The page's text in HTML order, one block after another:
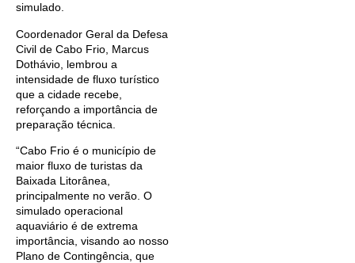
simulado.
Coordenador Geral da Defesa
Civil de Cabo Frio, Marcus
Dothávio, lembrou a
intensidade de fluxo turístico
que a cidade recebe,
reforçando a importância de
preparação técnica.
“Cabo Frio é o município de
maior fluxo de turistas da
Baixada Litorânea,
principalmente no verão. O
simulado operacional
aquaviário é de extrema
importância, visando ao nosso
Plano de Contingência, que